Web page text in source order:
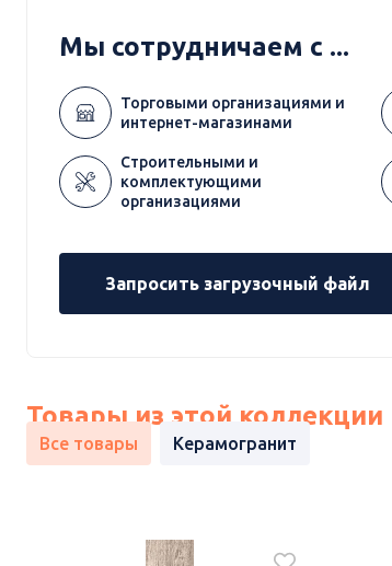
Мы сотрудничаем с ...
Торговыми организациями и
интернет-магазинами
Строительными и
комплектующими
организациями
Запросить загрузочный файл
Товары из этой коллекции
Все товары Керамогранит